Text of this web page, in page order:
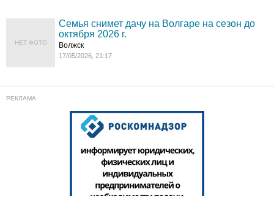
НЕТ ФОТО
Семья снимет дачу на Волгаре на сезон до
октября 2026 г.
Волжск
17/05/2026, 21:17